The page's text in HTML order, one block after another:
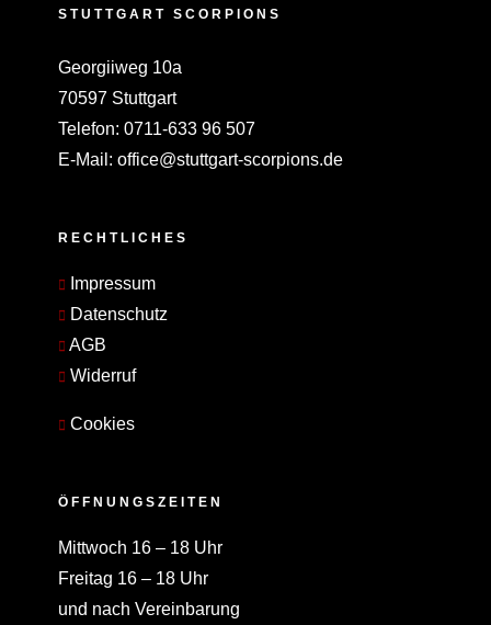
STUTTGART SCORPIONS
Georgiiweg 10a
70597 Stuttgart
Telefon: 0711-633 96 507
E-Mail: office@stuttgart-scorpions.de
RECHTLICHES
Impressum
Datenschutz
AGB
Widerruf
Cookies
ÖFFNUNGSZEITEN
Mittwoch 16 – 18 Uhr
Freitag 16 – 18 Uhr
und nach Vereinbarung